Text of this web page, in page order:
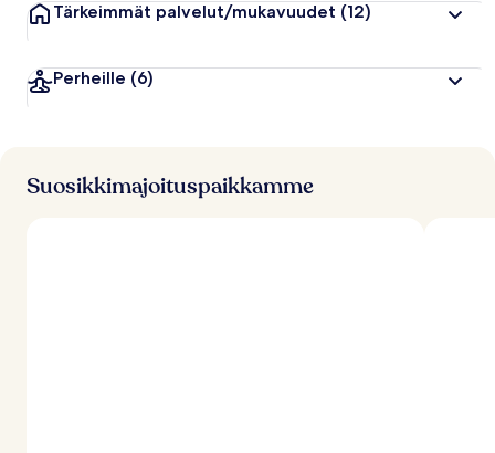
Tärkeimmät palvelut/mukavuudet (12)
Perheille (6)
Suosikkimajoituspaikkamme